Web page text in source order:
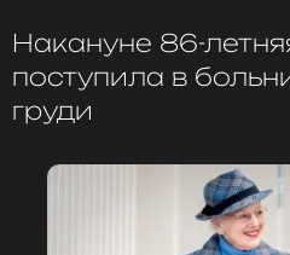
Накануне 86-
поступила в
груди